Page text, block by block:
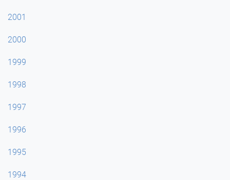
2001
2000
1999
1998
1997
1996
1995
1994